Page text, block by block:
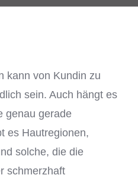
kann von Kundin zu
sein. Auch hängt es
genau gerade
es Hautregionen,
solche, die die
schmerzhaft